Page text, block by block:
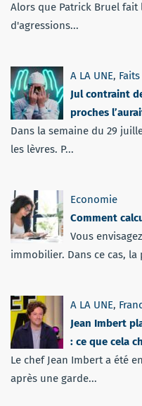
Alors que Patrick Bruel
d'agressions...
A LA UNE,
Jul contraint
proches
Dans la semaine du 29
les lèvres. P...
Economie
Comment
Vous
immobilier. Dans ce cas, la
A LA UNE,
Jean Imbert
: ce que cela
Le chef Jean Imbert a été
après une garde...